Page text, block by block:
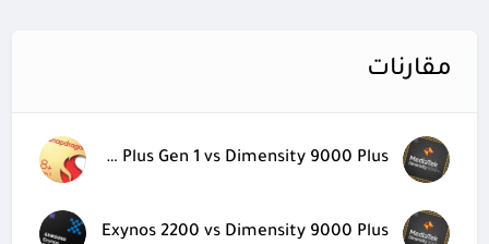
مقارنات
Snapdragon 8 Plus Gen 1 vs Dimensity 9000 Plus
Exynos 2200 vs Dimensity 9000 Plus